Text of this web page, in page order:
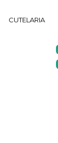
CUTELARIA